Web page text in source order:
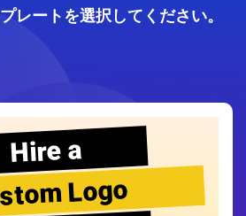
レートを選択してください。
Hire a
Logo